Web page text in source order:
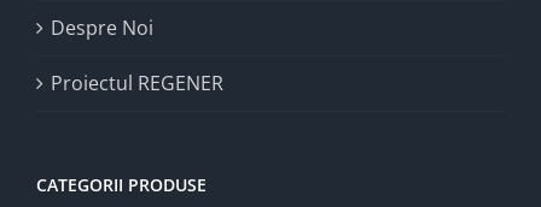
Despre Noi
Proiectul REGENER
CATEGORII PRODUSE